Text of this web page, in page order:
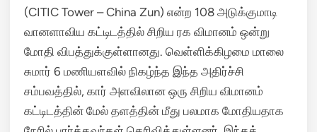
(CITIC Tower – China Zun) என்ற 108 அடுக்குமாடி
வானளாவிய கட்டிடத்தில் சிறிய ரக விமானம் ஒன்று
மோதி விபத்துக்குள்ளானது. வெள்ளிக்கிழமை மாலை
சுமார் 6 மணியளவில் நிகழ்ந்த இந்த அதிர்ச்சி
சம்பவத்தில், கார் அளவிலான ஒரு சிறிய விமானம்
கட்டிடத்தின் மேல் தளத்தின் மீது பலமாக மோதியதாக